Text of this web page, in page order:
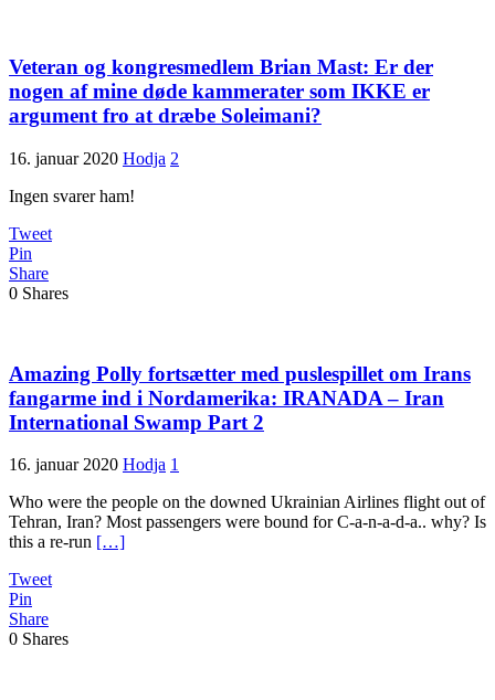
Veteran og kongresmedlem Brian Mast: Er der
nogen af mine døde kammerater som IKKE er
argument fro at dræbe Soleimani?
16. januar 2020 Hodja 2
Ingen svarer ham!
Tweet
Pin
Share
0 Shares
Amazing Polly fortsætter med puslespillet om Irans
fangarme ind i Nordamerika: IRANADA – Iran
International Swamp Part 2
16. januar 2020 Hodja 1
Who were the people on the downed Ukrainian Airlines flight out of
Tehran, Iran? Most passengers were bound for C-a-n-a-d-a.. why? Is
this a re-run […]
Tweet
Pin
Share
0 Shares